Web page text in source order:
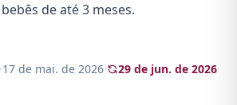
de até 3 meses.
·17 de mai. de 2026· 29 de jun. de 2026·